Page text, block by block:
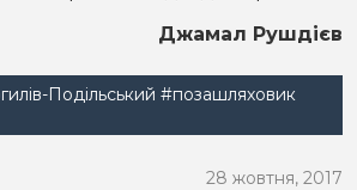
Джамал Рушдієв
Подільський #позашляховик
28 жовтня, 2017